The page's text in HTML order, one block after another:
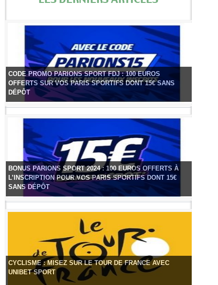
CODE PROMO PARIONS SPORT FDJ : 100 EUROS
OFFERTS SUR VOS PARIS SPORTIFS DONT 15€ SANS
DÉPÔT
BONUS PARIONS SPORT 2024 : 100 EUROS OFFERTS À
L’INSCRIPTION POUR VOS PARIS SPORTIFS DONT 15€
SANS DÉPÔT
CYCLISME : MISEZ SUR LE TOUR DE FRANCE AVEC
UNIBET SPORT